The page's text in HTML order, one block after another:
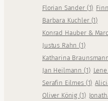
Florian Sander (1)
Barbara Kuchler (1)
Konrad Hauber &
Justus Rahn(1)
Katharina
Jan Heilmann(1)
Serafin Eilmes (1)
Oliver König(1)